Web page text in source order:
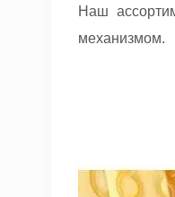
Наш
механизмом.